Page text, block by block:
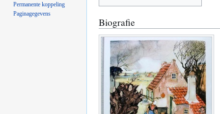
Biografie
Permanente koppeling
Paginagegevens